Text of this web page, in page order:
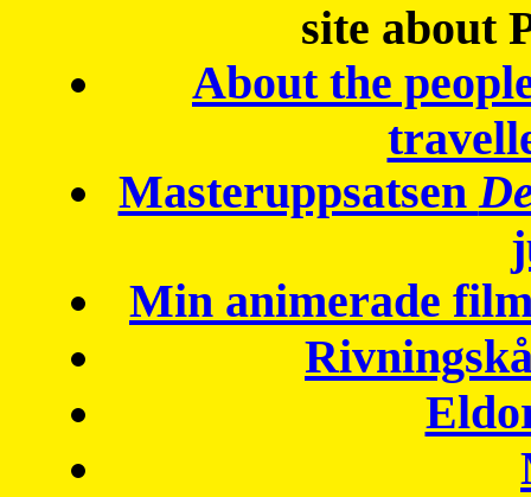
site about
About the
Masteruppsatsen
Min animerade